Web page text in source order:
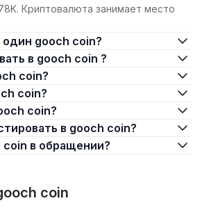
Криптовалюта занимает место
один gooch coin?
в gooch coin ?
coin?
coin?
coin?
в gooch coin?
coin в обращении?
coin